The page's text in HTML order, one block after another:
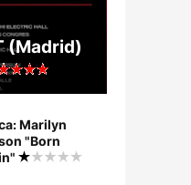
(Madrid)
Marilyn
"Born